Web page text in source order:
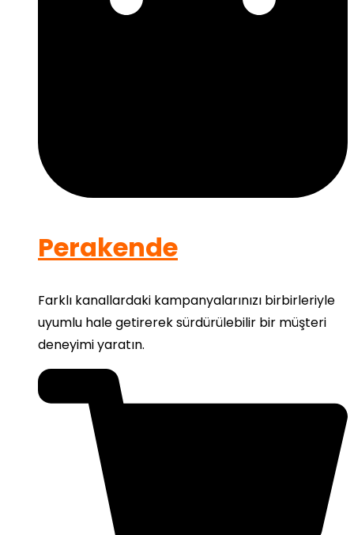
Perakende
Farklı kanallardaki kampanyalarınızı birbirleriyle
uyumlu hale getirerek sürdürülebilir bir müşteri
deneyimi yaratın.